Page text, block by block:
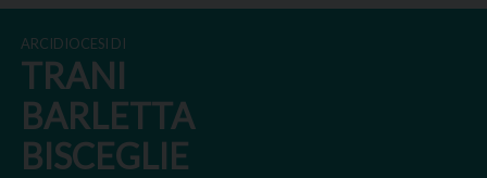
ARCIDIOCESI DI
TRANI
BARLETTA
BISCEGLIE